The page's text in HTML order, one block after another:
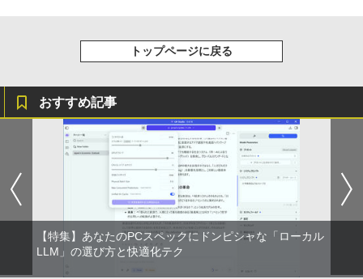
に魔術を極めます（24） 【電子書籍】[
石沢庸介 ]
タッチペンで音が聞ける！はじめてずか
ん1000 英語つき [ 小学館 ]
￥5,478
軽量 ブルートゥースHi-Fi 最大36時間再生 ぶ
るーとゅーす コードレス ENCノイズキャン
セリング 自動ペアリング Type-C充電 マイク
￥1,964
Xiaomi シャオミ REDMI Buds 8 Lite ワイヤ
レスイヤホン Bluetooth 5.4 ノイズキャンセ
リング ANC 36時間再生
￥3,480
￥250
￥250
強炭酸水 ペットボトル 500ミリリットル (Sm
art Basic)
コカ・コーラ やかんの麦茶 from 爽健美茶 ラ
ベルレス 650mlPET×24本
￥2,009
￥572
版ビッグガンガンコミックス)
￥810
トップページに戻る
おすすめ記事
【特集】あなたのPCスペックにドンピシャな「ローカル
LLM」の選び方と快適化テク